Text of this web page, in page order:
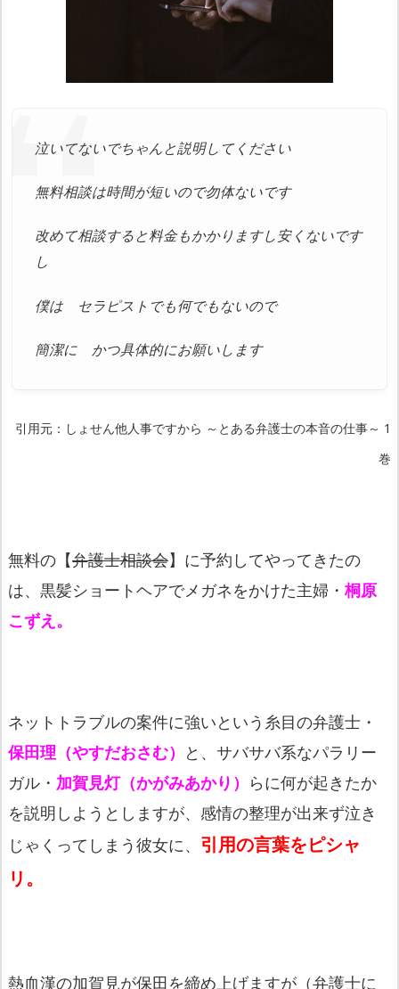
泣いてないでちゃんと説明してください
無料相談は時間が短いので勿体ないです
改めて相談すると料金もかかりますし安くないです
し
僕は セラピストでも何でもないので
簡潔に かつ具体的にお願いします
引用元：しょせん他人事ですから ～とある弁護士の本音の仕事～ 1
巻
無料の【弁護士相談会】に予約してやってきたの
は、黒髪ショートヘアでメガネをかけた主婦・桐原
こずえ。
ネットトラブルの案件に強いという糸目の弁護士・
保田理（やすだおさむ） と、サバサバ系なパラリー
ガル・ 加賀見灯（かがみあかり） らに何が起きたか
を説明しようとしますが、感情の整理が出来ず泣き
じゃくってしまう彼女に、 引用の言葉をピシャ
リ。
熱血漢の加賀見が保田を締め上げますが（弁護士に